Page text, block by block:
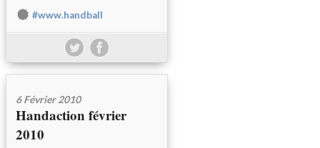
#www.handball
6 Février 2010
Handaction février
2010